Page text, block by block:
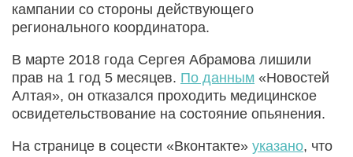
кампании со стороны действующего
регионального координатора.
В марте 2018 года Сергея Абрамова лишили
прав на 1 год 5 месяцев. По данным «Новостей
Алтая», он отказался проходить медицинское
освидетельствование на состояние опьянения.
На странице в соцести «Вконтакте» указано, что